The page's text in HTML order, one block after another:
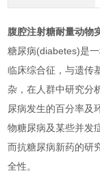
腹腔注射糖耐量动物
糖尿病(diabetes)是
临床综合征，与遗传
杂，在人群中研究分
尿病发生的百分率及
物糖尿病及某些并发
而抗糖尿病新药的研
全性。